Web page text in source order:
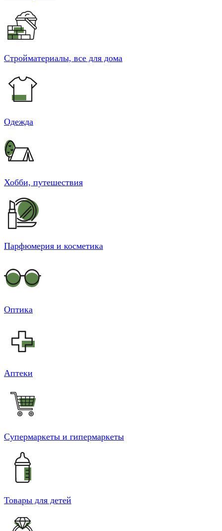
Стройматериалы, все для дома
Одежда
Хобби, путешествия
Парфюмерия и косметика
Оптика
Аптеки
Супермаркеты и гипермаркеты
Товары для детей